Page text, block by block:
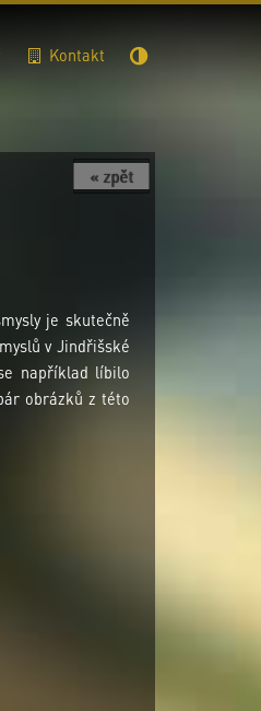
Kontakt
« zpět
je skutečně
v Jindřišské
například líbilo
obrázků z této